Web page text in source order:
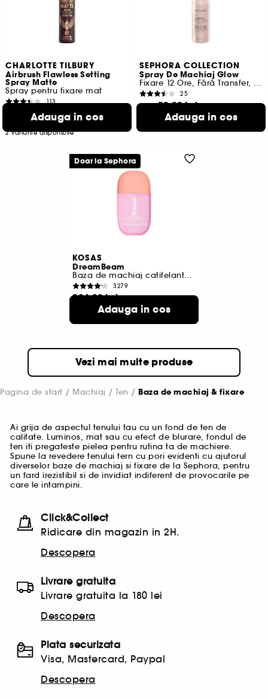
CHARLOTTE TILBURY
Airbrush Flawless Setting
Spray Matte
Spray pentru fixare mat
113
129,00 Lei
100ml
2 variante disponibile
Adauga in cos
SEPHORA COLLECTION
Spray De Machiaj Glow
Fixare 12 Ore, Fără Transfer, Finisaj Luminos
25
De la 52,00 Lei
103,75 Lei /100ml
2 variante disponibile
Adauga in cos
KOSAS
DreamBeam
Baza de machiaj catifelanta SPF 30
3279
204,00 Lei
510,00 Lei /100ml
2 variante disponibile
Adauga in cos
Doar la Sephora
Vezi mai multe produse
Pagina de start Machiaj Ten Baza de machiaj & fixare
Ai grija de aspectul tenului tau cu un fond de ten de
calitate. Luminos, mat sau cu efect de blurare, fondul de
ten iti pregateste pielea pentru rutina ta de machiere.
Spune la revedere tenului tern cu pori evidenti cu ajutorul
diverselor baze de machiaj si fixare de la Sephora, pentru
un fard irezistibil si de invidiat indiferent de provocarile pe
care le intampini.
Click&Collect
Ridicare din magazin in 2H.
Descopera
Livrare gratuita
Livrare gratuita la 180 lei
Descopera
Plata securizata
Visa, Mastercard, Paypal
Descopera